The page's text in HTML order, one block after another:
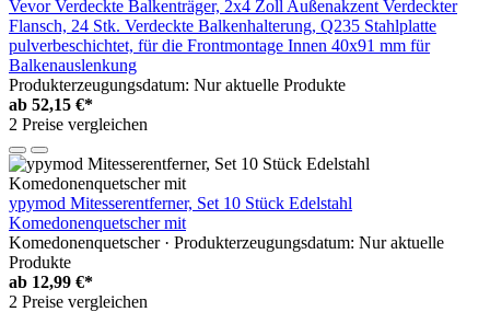
Vevor Verdeckte Balkenträger, 2x4 Zoll Außenakzent Verdeckter
Flansch, 24 Stk. Verdeckte Balkenhalterung, Q235 Stahlplatte
pulverbeschichtet, für die Frontmontage Innen 40x91 mm für
Balkenauslenkung
Produkterzeugungsdatum: Nur aktuelle Produkte
ab 52,15 €*
2 Preise vergleichen
ypymod Mitesserentferner, Set 10 Stück Edelstahl
Komedonenquetscher mit
Komedonenquetscher · Produkterzeugungsdatum: Nur aktuelle
Produkte
ab 12,99 €*
2 Preise vergleichen